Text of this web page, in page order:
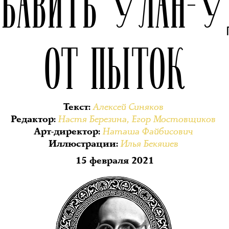
ОТ ПЫТОК
Текст:Алексей Синяков
Редактор:Настя Березина, Егор Мостовщиков
Арт-директор:Наташа Файбисович
Иллюстрации:Илья Бекяшев
15 февраля 2021